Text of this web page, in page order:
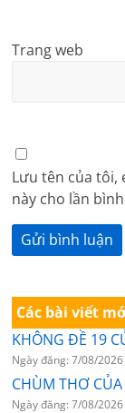
Trang web
Lưu tên của tôi,
này cho lần
Các bài viết
KHÔNG ĐỀ 19
Ngày đăng: 7/08/
CHÙM THƠ
Ngày đăng: 7/08/